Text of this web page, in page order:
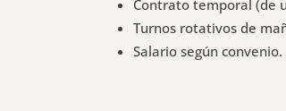
Contrato temporal (de
Turnos rotativos de
Salario según convenio.